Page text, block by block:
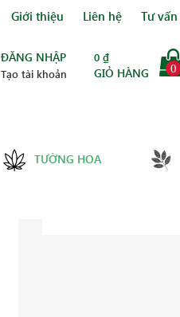
Giới thiệu Liên hệ Tư
ĐĂNG NHẬP
Tạo tài khoản
0 ₫
GIỎ HÀNG 0
TƯỜNG HOA